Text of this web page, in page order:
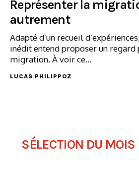
Représenter la
autrement
Adapté d’un recueil
inédit entend proposer un regard
migration. À voir ce...
LUCAS PHILIPPOZ
SÉLECTION DU MOIS